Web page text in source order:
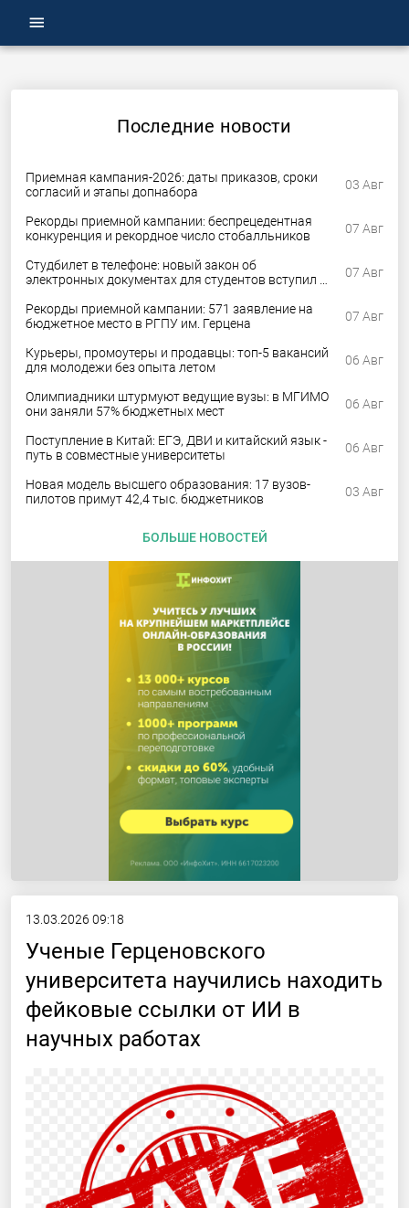
menu
Последние новости
Приемная кампания-2026: даты приказов, сроки
согласий и этапы допнабора
03 Авг
Рекорды приемной кампании: беспрецедентная
конкуренция и рекордное число стобалльников
07 Авг
Студбилет в телефоне: новый закон об
электронных документах для студентов вступил в
07 Авг
Рекорды приемной кампании: 571 заявление на
бюджетное место в РГПУ им. Герцена
07 Авг
Курьеры, промоутеры и продавцы: топ-5 вакансий
для молодежи без опыта летом
06 Авг
Олимпиадники штурмуют ведущие вузы: в МГИМО
они заняли 57% бюджетных мест
06 Авг
Поступление в Китай: ЕГЭ, ДВИ и китайский язык -
путь в совместные университеты
06 Авг
Новая модель высшего образования: 17 вузов-
пилотов примут 42,4 тыс. бюджетников
03 Авг
БОЛЬШЕ НОВОСТЕЙ
13.03.2026 09:18
Ученые Герценовского
университета научились находить
фейковые ссылки от ИИ в
научных работах